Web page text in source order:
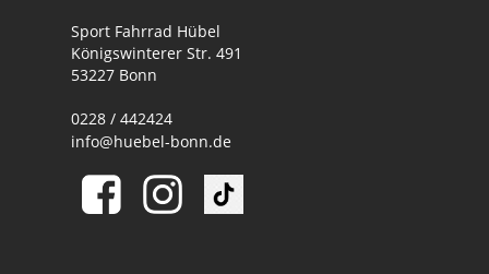
Sport Fahrrad Hübel
Königswinterer Str. 491
53227 Bonn
0228 / 442424
info@huebel-bonn.de